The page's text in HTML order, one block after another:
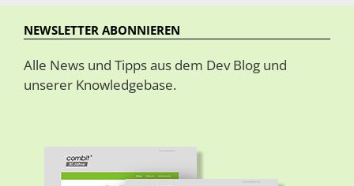
NEWSLETTER ABONNIEREN
Alle News und Tipps aus dem Dev Blog und
unserer Knowledgebase.